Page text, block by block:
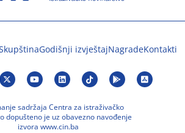
Godišnji izvještajNagradeKontakti
sadržaja Centra za istraživačko
dopušteno je uz obavezno navođenje
izvora www.cin.ba